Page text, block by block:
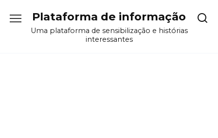
содержанию
Plataforma de informação
Uma plataforma de sensibilização e histórias
interessantes